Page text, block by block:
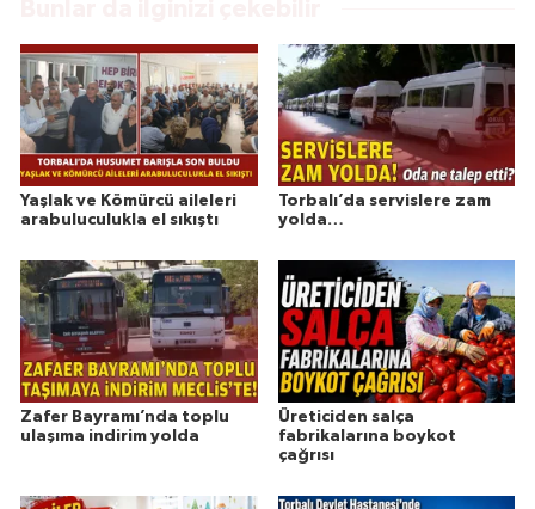
Yaşlak ve Kömürcü aileleri
arabuluculukla el sıkıştı
Torbalı’da servislere zam
yolda…
Zafer Bayramı’nda toplu
ulaşıma indirim yolda
Üreticiden salça
fabrikalarına boykot
çağrısı